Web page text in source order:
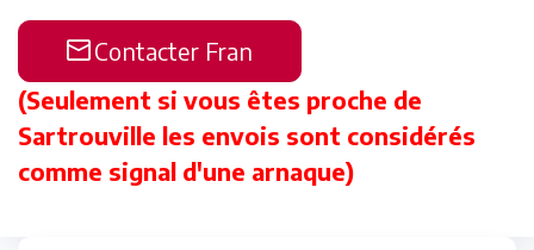
Contacter Fran
(Seulement si vous êtes proche de
Sartrouville les envois sont considérés
comme signal d'une arnaque)